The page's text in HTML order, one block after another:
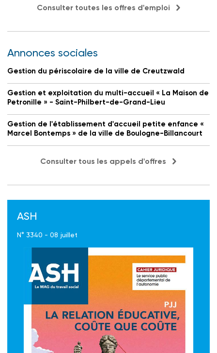
Consulter toutes les offres d'emploi
Annonces sociales
Gestion du périscolaire de la ville de Creutzwald
Gestion et exploitation du multi-accueil « La Maison de
Petronille » - Saint-Philbert-de-Grand-Lieu
Gestion de l'établissement d'accueil petite enfance «
Marcel Bontemps » de la ville de Boulogne-Billancourt
Consulter tous les appels d'offres
ASH
N° 3340 - 08 juillet